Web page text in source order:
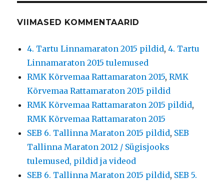
VIIMASED KOMMENTAARID
4. Tartu Linnamaraton 2015 pildid,4. Tartu
Linnamaraton 2015 tulemused
RMK Kõrvemaa Rattamaraton 2015,RMK
Kõrvemaa Rattamaraton 2015 pildid
RMK Kõrvemaa Rattamaraton 2015 pildid,
RMK Kõrvemaa Rattamaraton 2015
SEB 6. Tallinna Maraton 2015 pildid, SEB
Tallinna Maraton 2012 / Sügisjooks
tulemused, pildid ja videod
SEB 6. Tallinna Maraton 2015 pildid, SEB 5.